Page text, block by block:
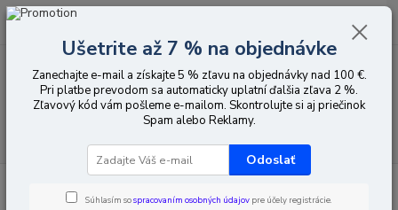
Menu
0,00 EUR
Ušetrite až 7 % na objednávke
Zanechajte e-mail a získajte 5 % zľavu na objednávky nad 100 €.
Pri platbe prevodom sa automaticky uplatní ďalšia zľava 2 %.
Zľavový kód vám pošleme e-mailom. Skontrolujte si aj priečinok
Spam alebo Reklamy.
Odoslať
Súhlasím sospracovaním osobných údajov pre účely registrácie.